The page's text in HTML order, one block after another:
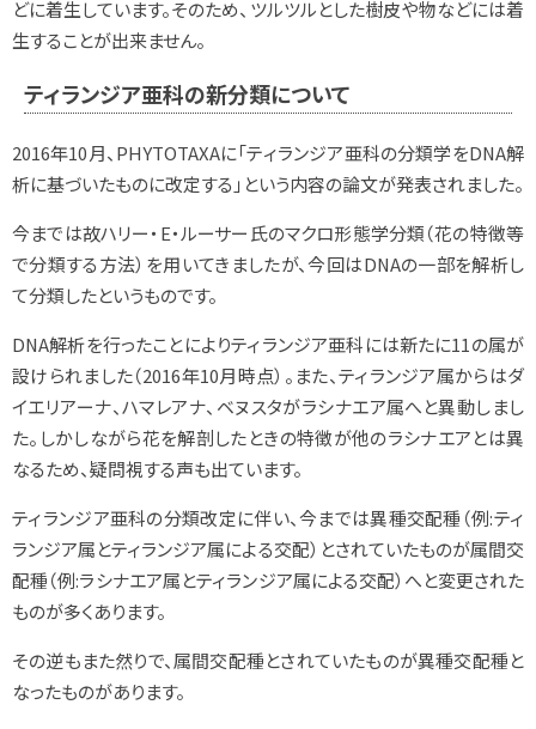
どに着生しています。そのため、ツルツルとした樹皮や物などには着
生することが出来ません。
ティランジア亜科の新分類について
2016年10月、PHYTOTAXAに「ティランジア亜科の分類学をDNA解
析に基づいたものに改定する」という内容の論文が発表されました。
今までは故ハリー・E・ルーサー氏のマクロ形態学分類（花の特徴等
で分類する方法）を用いてきましたが、今回はDNAの一部を解析し
て分類したというものです。
DNA解析を行ったことによりティランジア亜科には新たに11の属が
設けられました（2016年10月時点）。また、ティランジア属からはダ
イエリアーナ、ハマレアナ、ベヌスタがラシナエア属へと異動しまし
た。しかしながら花を解剖したときの特徴が他のラシナエアとは異
なるため、疑問視する声も出ています。
ティランジア亜科の分類改定に伴い、今までは異種交配種（例:ティ
ランジア属とティランジア属による交配）とされていたものが属間交
配種（例:ラシナエア属とティランジア属による交配）へと変更された
ものが多くあります。
その逆もまた然りで、属間交配種とされていたものが異種交配種と
なったものがあります。